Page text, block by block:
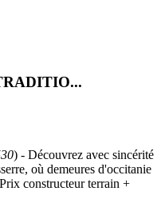
) - Découvrez avec sincérité
où demeures d'occitanie
constructeur terrain +